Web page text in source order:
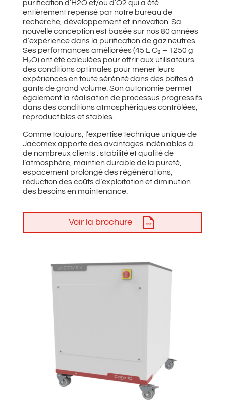
purification d’H2O et/ou d’O2 qui a été
entièrement repensé par notre bureau de
recherche, développement et innovation. Sa
nouvelle conception est basée sur nos 80 années
d’expérience dans la purification de gaz neutres.
Ses performances améliorées (45 L O₂ – 1250 g
H₂O) ont été calculées pour offrir aux utilisateurs
des conditions optimales pour mener leurs
expériences en toute sérénité dans des boîtes à
gants de grand volume. Son autonomie permet
également la réalisation de processus progressifs
dans des conditions atmosphériques contrôlées,
reproductibles et stables.
Comme toujours, l’expertise technique unique de
Jacomex apporte des avantages indéniables à
de nombreux clients : stabilité et qualité de
l’atmosphère, maintien durable de la pureté,
espacement prolongé des régénérations,
réduction des coûts d’exploitation et diminution
des besoins en maintenance.
Voir la brochure